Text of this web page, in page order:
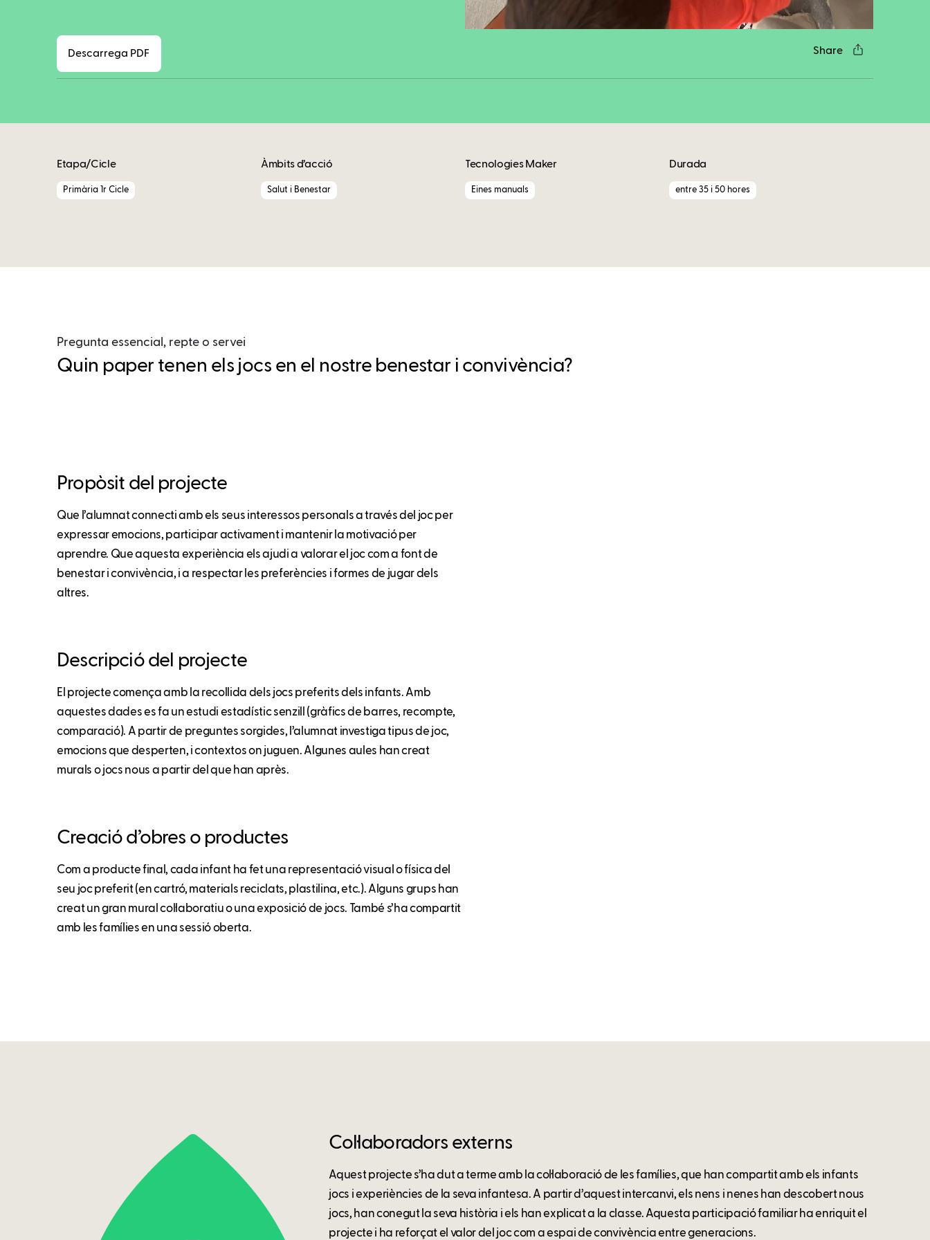
Descarrega PDF Share
Etapa/Cicle
Primària 1r Cicle
Àmbits d’acció
Salut i Benestar
Tecnologies Maker
Eines manuals
Durada
entre 35 i 50 hores
Pregunta essencial, repte o servei
Quin paper tenen els jocs en el nostre benestar i convivència?
Propòsit del projecte
Que l’alumnat connecti amb els seus interessos personals a través del joc per
expressar emocions, participar activament i mantenir la motivació per
aprendre. Que aquesta experiència els ajudi a valorar el joc com a font de
benestar i convivència, i a respectar les preferències i formes de jugar dels
altres.
Descripció del projecte
El projecte comença amb la recollida dels jocs preferits dels infants. Amb
aquestes dades es fa un estudi estadístic senzill (gràfics de barres, recompte,
comparació). A partir de preguntes sorgides, l’alumnat investiga tipus de joc,
emocions que desperten, i contextos on juguen. Algunes aules han creat
murals o jocs nous a partir del que han après.
Creació d’obres o productes
Com a producte final, cada infant ha fet una representació visual o física del
seu joc preferit (en cartró, materials reciclats, plastilina, etc.). Alguns grups han
creat un gran mural col·laboratiu o una exposició de jocs. També s’ha compartit
amb les famílies en una sessió oberta.
Col·laboradors externs
Aquest projecte s’ha dut a terme amb la col·laboració de les famílies, que han compartit amb els infants
jocs i experiències de la seva infantesa. A partir d’aquest intercanvi, els nens i nenes han descobert nous
jocs, han conegut la seva història i els han explicat a la classe. Aquesta participació familiar ha enriquit el
projecte i ha reforçat el valor del joc com a espai de convivència entre generacions.